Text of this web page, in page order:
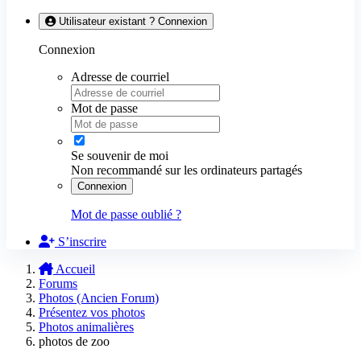
Utilisateur existant ? Connexion
Connexion
Adresse de courriel
Mot de passe
Se souvenir de moi
Non recommandé sur les ordinateurs partagés
Connexion
Mot de passe oublié ?
S’inscrire
Accueil
Forums
Photos (Ancien Forum)
Présentez vos photos
Photos animalières
photos de zoo